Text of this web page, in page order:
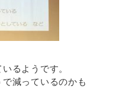
るようです。
減っているのかも